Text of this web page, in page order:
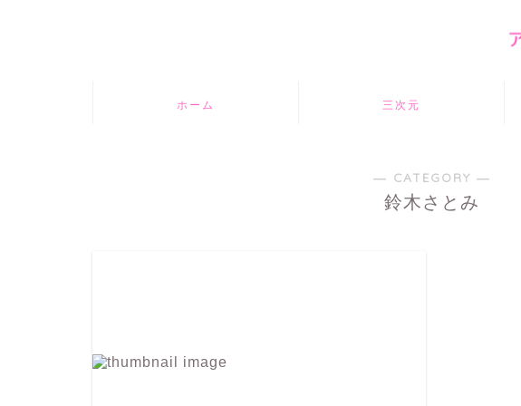
ホーム 三次元
― CATEGORY ―
鈴木さとみ